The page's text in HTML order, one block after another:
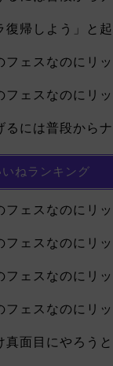
復帰しよう」と
フェスなのにリ
フェスなのにリ
るには普段から
ねランキング
フェスなのにリ
フェスなのにリ
フェスなのにリ
フェスなのにリ
真面目にやろう